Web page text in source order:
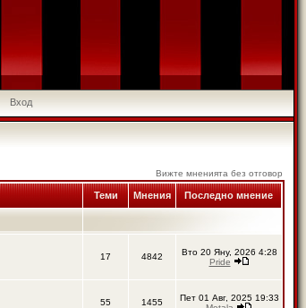
Вход
Вижте мненията без отговор
Теми Мнения Последно мнение
17 4842
Вто 20 Яну, 2026 4:28
Pride
55 1455
Пет 01 Авг, 2025 19:33